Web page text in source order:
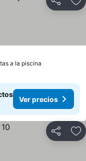
Compartir
a la piscina
Ver precios
Compartir